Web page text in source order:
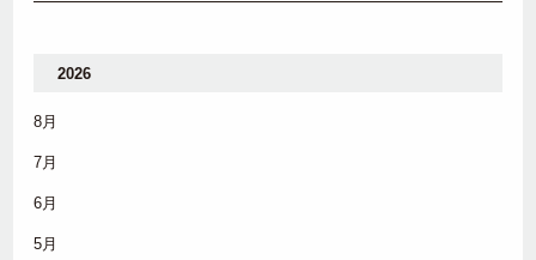
2026
8月
7月
6月
5月